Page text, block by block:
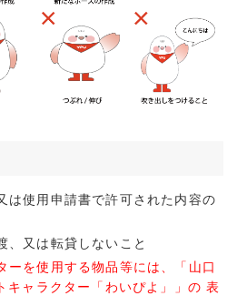
は使用申請書で許可された内容の
、又は転貸しないこと
ーを使用する物品等には、「山口
キャラクター「わいぴよ」」の 表